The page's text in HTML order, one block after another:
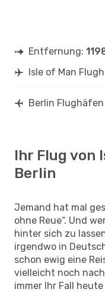
Entfernung:
Isle of Man
Berlin Flughäfen
Ihr Flug von
Berlin
Jemand hat mal
ohne Reue“. Und
hinter sich zu
irgendwo in
schon ewig eine
vielleicht noch
immer Ihr Fall